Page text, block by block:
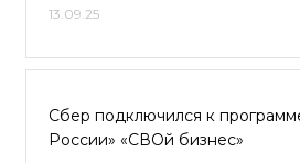
13.09.25
Сбер подключился к
России» «СВОй бизнес»